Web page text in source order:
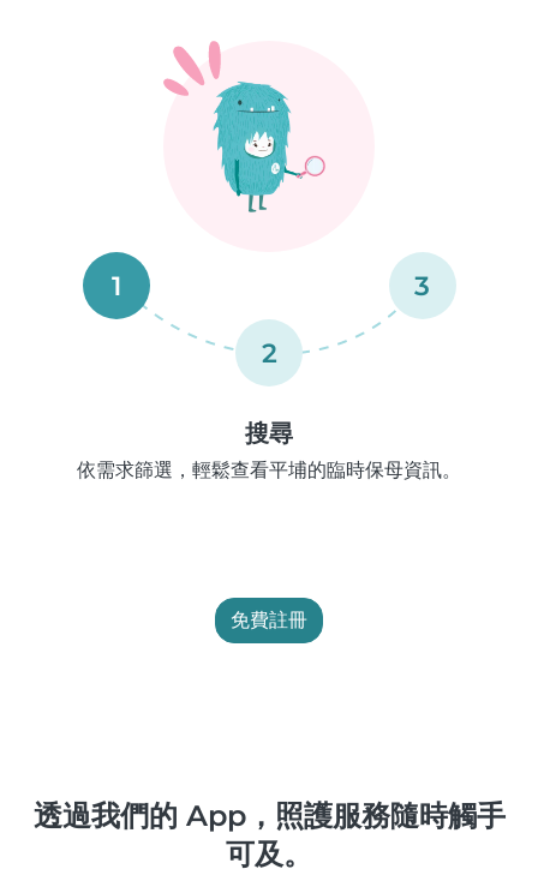
1
2
3
搜尋
依需求篩選，輕鬆查看平埔的臨時保母資訊。
免費註冊
透過我們的 App，照護服務隨時觸手
可及。